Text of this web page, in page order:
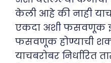
केली आहे की नाही
एकदा अशी फसवणूक
फसवणूक होण्याची
याचबरोबर निर्धारित